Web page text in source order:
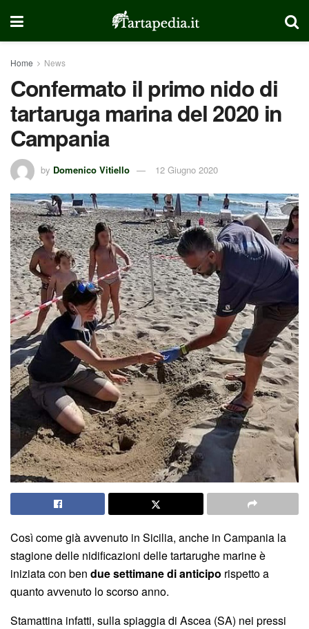
Home News
Confermato il primo nido di
tartaruga marina del 2020 in
Campania
by Domenico Vitiello 12 Giugno 2020
Così come già avvenuto in Sicilia, anche in Campania la
stagione delle nidificazioni delle tartarughe marine è
iniziata con ben due settimane di anticipo rispetto a
quanto avvenuto lo scorso anno.
Stamattina infatti, sulla spiaggia di Ascea (SA) nei pressi